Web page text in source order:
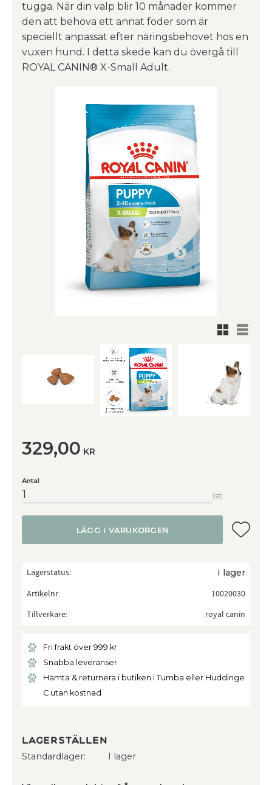
tugga. När din valp blir 10 månader kommer
den att behöva ett annat foder som är
speciellt anpassat efter näringsbehovet hos en
vuxen hund. I detta skede kan du övergå till
ROYAL CANIN® X-Small Adult.
Rutnätsvy
Listvy
329,00 KR
Antal
st
LÄGG I VARUKORGEN Lägg
Lagerstatus I lager
Artikelnr
10020030
Tillverkare
royal canin
Fri frakt över 999 kr
Snabba leveranser
Hämta & returnera i butiken i Tumba eller Huddinge
C utan kostnad
Lagerställen
Standardlager I lager